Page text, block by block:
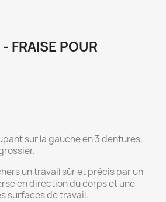
FRAISE POUR
sur la gauche en 3 dentures,
un travail sûr et précis par un
en direction du corps et une
surfaces de travail.